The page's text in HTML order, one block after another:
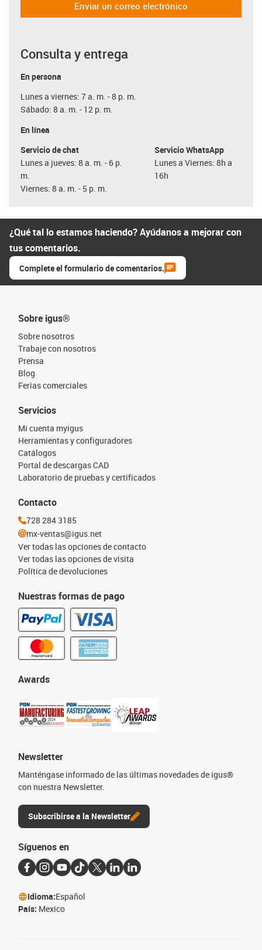
Enviar un correo electrónico
Consulta y entrega
En persona
Lunes a viernes: 7 a. m. - 8 p. m.
Sábado: 8 a. m. - 12 p. m.
En línea
Servicio de chat
Lunes a jueves: 8 a. m. - 6 p.
m.
Viernes: 8 a. m. - 5 p. m.
Servicio WhatsApp
Lunes a Viernes: 8h a
16h
¿Qué tal lo estamos haciendo? Ayúdanos a mejorar con
tus comentarios.
Complete el formulario de comentarios.
Sobre igus®
Sobre nosotros
Trabaje con nosotros
Prensa
Blog
Ferias comerciales
Nuestras formas de pago
Servicios
Mi cuenta myigus
Herramientas y configuradores
Catálogos
Portal de descargas CAD
Laboratorio de pruebas y certificados
Awards
Newsletter
Manténgase informado de las últimas novedades de igus®
con nuestra Newsletter.
Subscribirse a la Newsletter
Contacto
728 284 3185
mx-ventas@igus.net
Ver todas las opciones de contacto
Ver todas las opciones de visita
Política de devoluciones
Síguenos en
Idioma:Español
País: Mexico